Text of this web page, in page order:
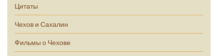
Цитаты
Чехов и Сахалин
Фильмы о Чехове